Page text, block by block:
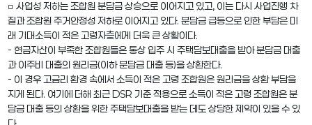
□ 사업성 저하는 조합원 분담금 상승으로 이어지고 있고, 이는 다시 사업진행 차
질과 조합원 주거안정성 저하로 이어지고 있다. 분담금 급등으로 인한 부담은 미
래 기대소득이 적은 고령자층에게 더욱 큰 상황이다.
- 현금자산이 부족한 조합원들은 통상 입주 시 주택담보대출을 받아 분담금 대출
과 이주비 대출의 원리금(이하 분담금 대출 등)을 상환한다.
- 이 경우 고금리 환경 속에서 소득이 적은 고령 조합원은 원리금을 상환 부담을
지게 된다. 여기에 더해 최근 DSR 기준 적용으로 소득이 적은 고령 조합원은 분
담금 대출 등의 상환을 위한 주택담보대출을 받는 데도 상당한 제약이 있을 수 있